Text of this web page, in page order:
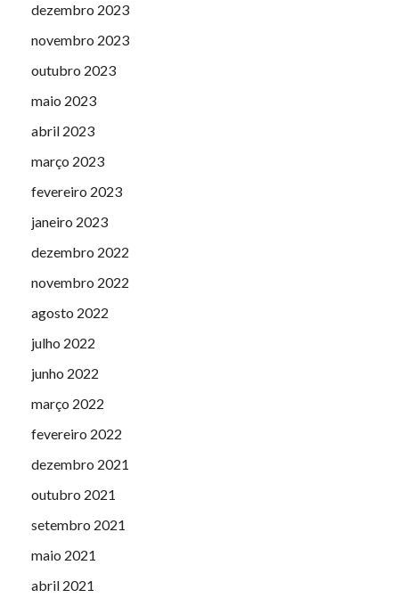
dezembro 2023
novembro 2023
outubro 2023
maio 2023
abril 2023
março 2023
fevereiro 2023
janeiro 2023
dezembro 2022
novembro 2022
agosto 2022
julho 2022
junho 2022
março 2022
fevereiro 2022
dezembro 2021
outubro 2021
setembro 2021
maio 2021
abril 2021